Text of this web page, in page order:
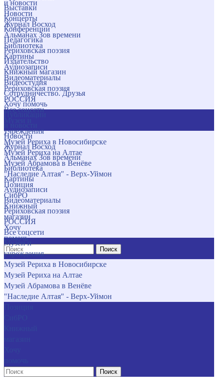
и новости
Новости
Журнал Восход
Альманах Зов времени
Библиотека
Картины
Аудиозаписи
Видеоматериалы
Рериховская поэзия
РОССИЯ
Все соцсети
учреждения
Музей Рериха в Новосибирске
Музей Рериха на Алтае
Музей Абрамова в Венёве
"Наследие Алтая" - Верх-Уймон
Позиция
СибРО
Книжный
магазин
Хочу
помочь
Поиск
Выставки
Концерты
Конференции
Педагогика
Рериховская поэзия
Издательство
Книжный магазин
Видеостудия
Сотрудничество. Друзья
Хочу помочь
Новости
Журнал Восход
Альманах Зов времени
Библиотека
Картины
Аудиозаписи
Видеоматериалы
Рериховская поэзия
РОССИЯ
Все соцсети
Музеи и
учреждения
Музей Рериха в Новосибирске
Музей Рериха на Алтае
Музей Абрамова в Венёве
"Наследие Алтая" - Верх-Уймон
Поиск